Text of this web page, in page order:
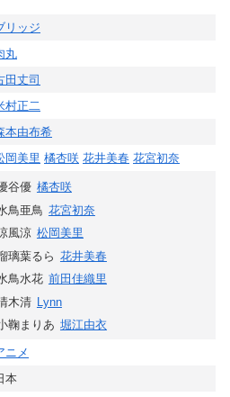
リッジ
丸
田丈司
村正二
本由布希
岡美里 橘杏咲 花井美春 花宮初奈
谷優 橘杏咲
鳥亜鳥 花宮初奈
風涼 松岡美里
璃葉るら 花井美春
鳥水花 前田佳織里
木清 Lynn
鞠まりあ 堀江由衣
ニメ
本